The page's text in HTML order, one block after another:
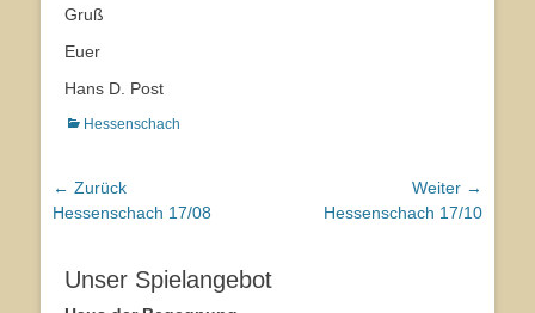
Gruß
Euer
Hans D. Post
Kategorien
Hessenschach
Beitragsnavigation
← Zurück
Vorhergehender
Hessenschach 17/08
Weiter →
NächsterHessenschach 17/10
Unser Spielangebot